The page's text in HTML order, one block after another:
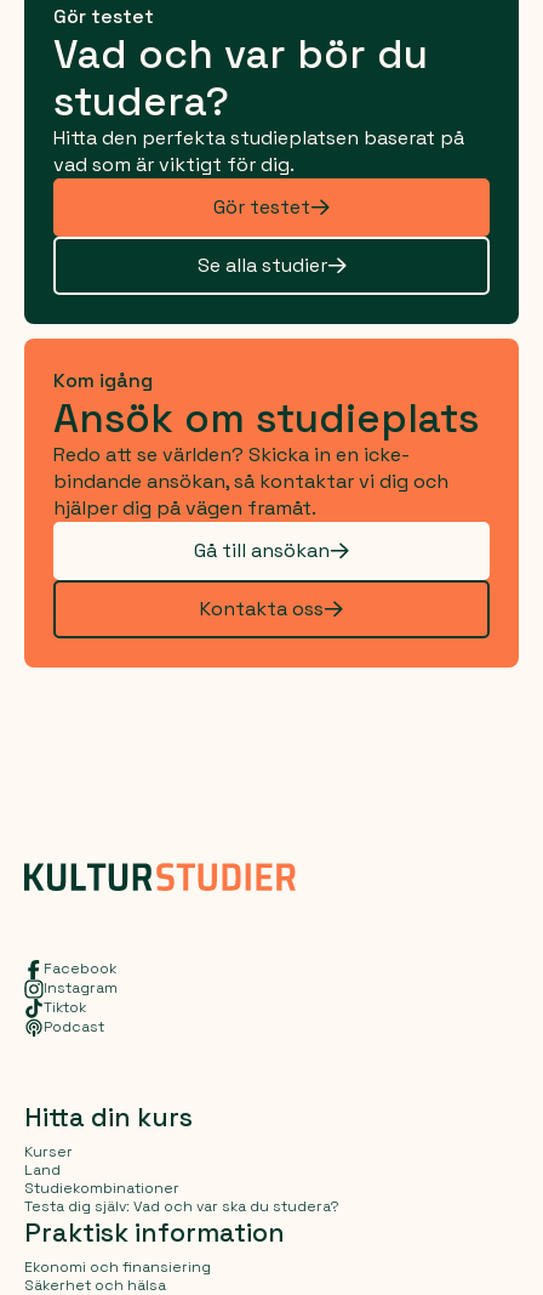
Gör testet
Vad och var bör du
studera?
Hitta den perfekta studieplatsen baserat på
vad som är viktigt för dig.
Gör testet
Se alla studier
Kom igång
Ansök om studieplats
Redo att se världen? Skicka in en icke-
bindande ansökan, så kontaktar vi dig och
hjälper dig på vägen framåt.
Gå till ansökan
Kontakta oss
Facebook
Instagram
Tiktok
Podcast
Hitta din kurs
Kurser
Land
Studiekombinationer
Testa dig själv: Vad och var ska du studera?
Praktisk information
Ekonomi och finansiering
Säkerhet och hälsa